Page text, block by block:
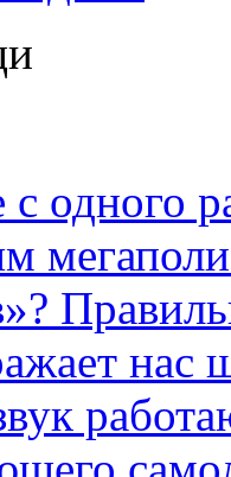
с одного
нас